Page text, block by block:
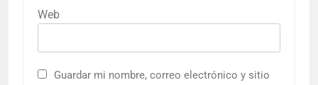
Web
Guardar mi nombre, correo electrónico y sitio